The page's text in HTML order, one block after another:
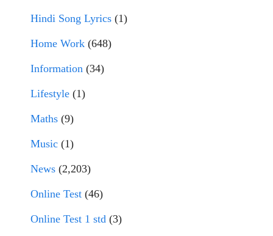
Hindi Song Lyrics (1)
Home Work (648)
Information (34)
Lifestyle (1)
Maths (9)
Music (1)
News (2,203)
Online Test (46)
Online Test 1 std (3)